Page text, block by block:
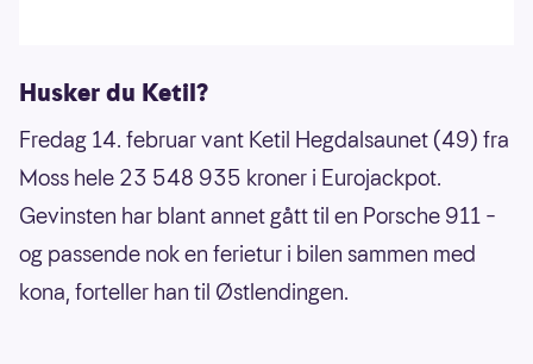
Husker du Ketil?
Fredag 14. februar vant Ketil Hegdalsaunet (49) fra
Moss hele 23 548 935 kroner i Eurojackpot.
Gevinsten har blant annet gått til en Porsche 911 –
og passende nok en ferietur i bilen sammen med
kona, forteller han til Østlendingen.